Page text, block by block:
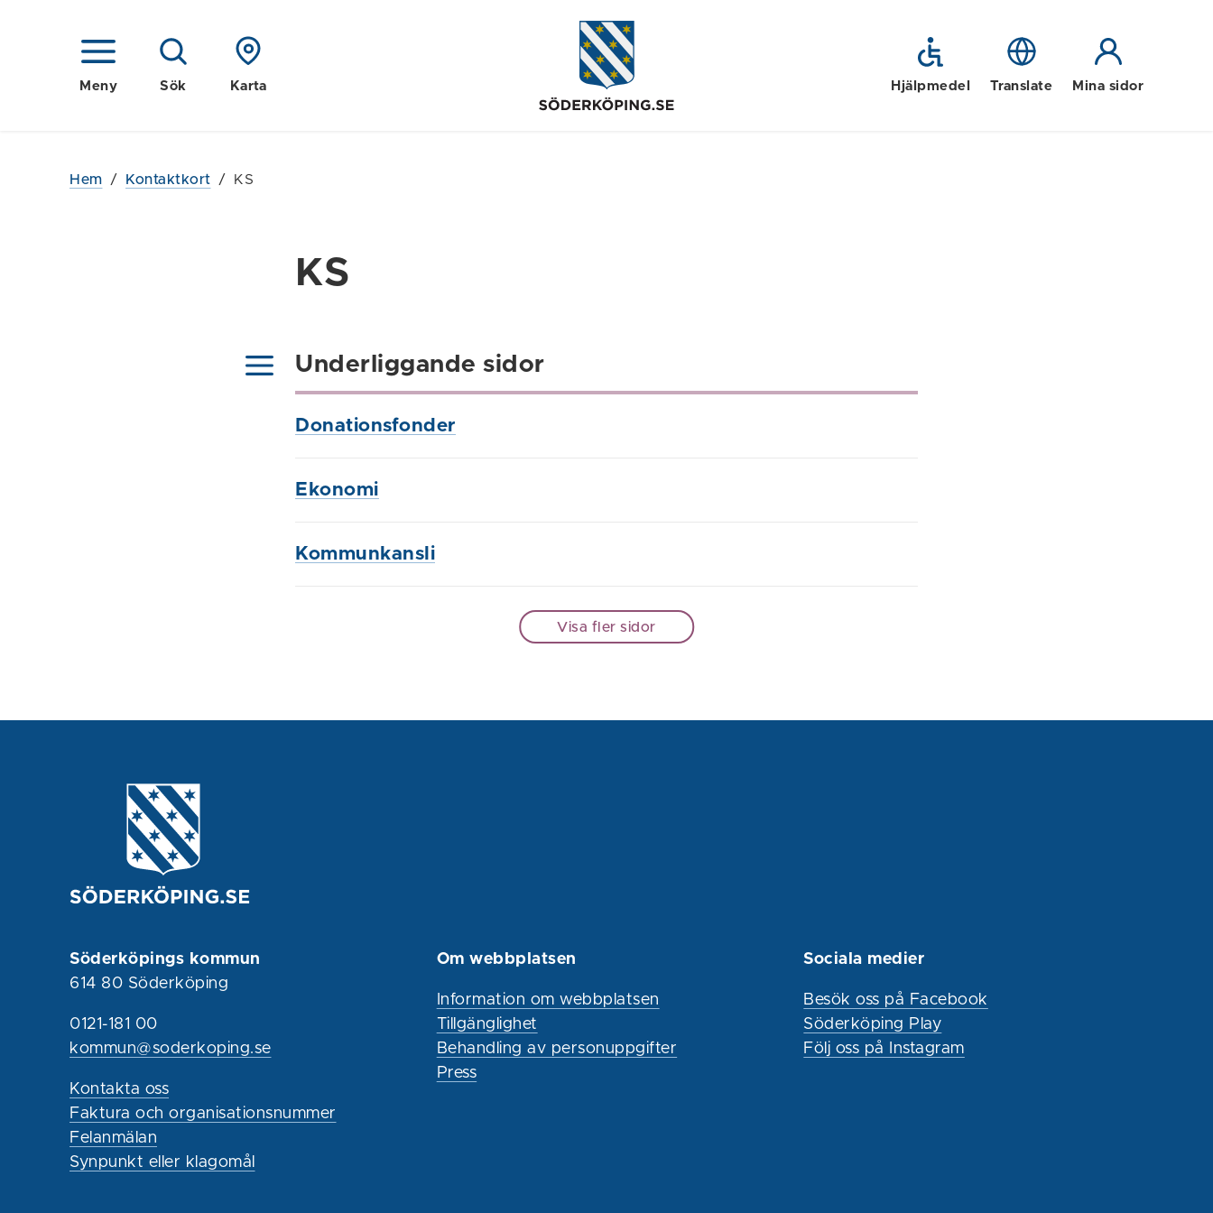
Meny Sök Karta Hjälpmedel Translate Mina sidor
Hem / Kontaktkort / KS
KS
Underliggande sidor
Donationsfonder
Ekonomi
Kommunkansli
Visa fler sidor
Söderköpings kommun
614 80 Söderköping
0121-181 00
kommun@soderkoping.se
Kontakta oss
Faktura och organisationsnummer
Felanmälan
Synpunkt eller klagomål
Om webbplatsen
Information om webbplatsen
Tillgänglighet
Behandling av personuppgifter
Press
Sociala medier
Besök oss på Facebook
Söderköping Play
Följ oss på Instagram